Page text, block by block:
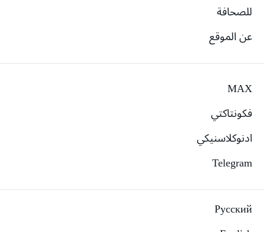
للصحافة
عن الموقع
MAX
فكونتاكتي
ادنوكلاسنيكي
Telegram
Русский